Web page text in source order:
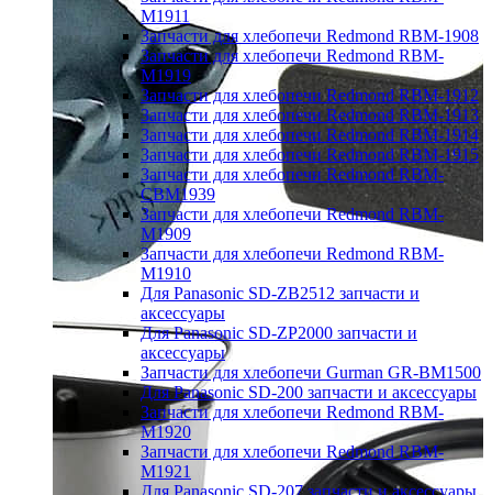
M1911
Запчасти для хлебопечи Redmond RBM-1908
Запчасти для хлебопечи Redmond RBM-
M1919
Запчасти для хлебопечи Redmond RBM-1912
Запчасти для хлебопечи Redmond RBM-1913
Запчасти для хлебопечи Redmond RBM-1914
Запчасти для хлебопечи Redmond RBM-1915
Запчасти для хлебопечи Redmond RBM-
CBM1939
Запчасти для хлебопечи Redmond RBM-
M1909
Запчасти для хлебопечи Redmond RBM-
M1910
Для Panasonic SD-ZB2512 запчасти и
аксессуары
Для Panasonic SD-ZP2000 запчасти и
аксессуары
Запчасти для хлебопечи Gurman GR-BM1500
Для Panasonic SD-200 запчасти и аксессуары
Запчасти для хлебопечи Redmond RBM-
M1920
Запчасти для хлебопечи Redmond RBM-
M1921
Для Panasonic SD-207 запчасти и аксессуары